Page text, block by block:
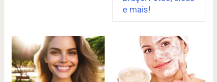
e mais!